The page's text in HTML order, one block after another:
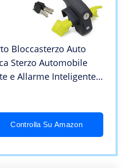
Bloccasterzo Auto
Sterzo Automobile
e Allarme Inteligente
Auto Antifurto Blocca
Alta
Controlla Su Amazon